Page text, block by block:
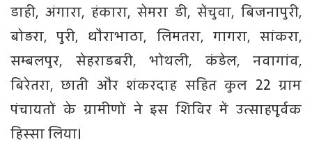
डाही, अंगारा, हंकारा, सेमरा डी, सेंचुवा, बिजनापुरी,
बोड़रा, पुरी, धौराभाठा, लिमतरा, गागरा, सांकरा,
सम्बलपुर, सेहराडबरी, भोथली, कंडेल, नवागांव,
बिरेतरा, छाती और शंकरदाह सहित कुल 22 ग्राम
पंचायतों के ग्रामीणों ने इस शिविर में उत्साहपूर्वक
हिस्सा लिया।